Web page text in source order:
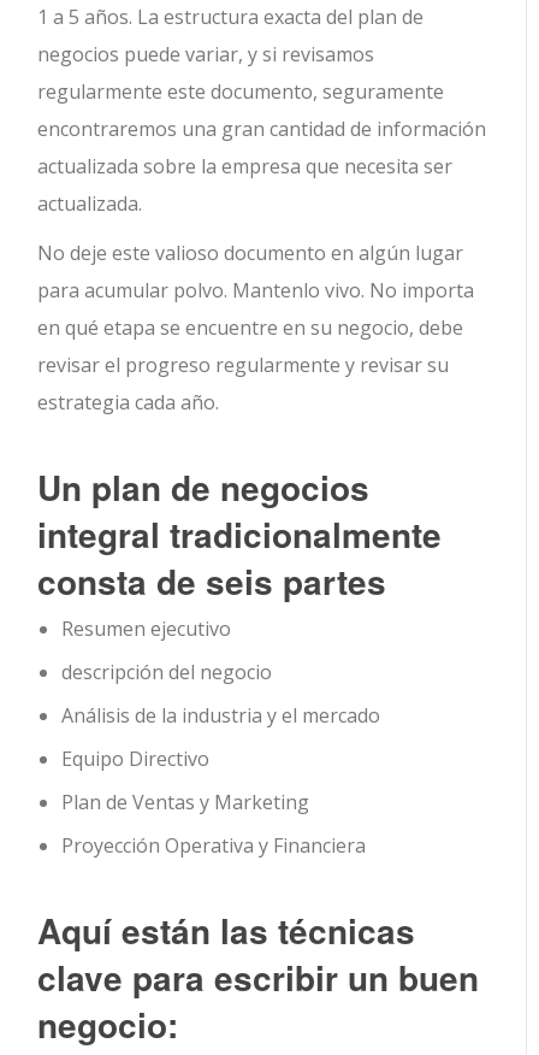
1 a 5 años. La estructura exacta del plan de
negocios puede variar, y si revisamos
regularmente este documento, seguramente
encontraremos una gran cantidad de información
actualizada sobre la empresa que necesita ser
actualizada.
No deje este valioso documento en algún lugar
para acumular polvo. Mantenlo vivo. No importa
en qué etapa se encuentre en su negocio, debe
revisar el progreso regularmente y revisar su
estrategia cada año.
Un plan de negocios
integral tradicionalmente
consta de seis partes
Resumen ejecutivo
descripción del negocio
Análisis de la industria y el mercado
Equipo Directivo
Plan de Ventas y Marketing
Proyección Operativa y Financiera
Aquí están las técnicas
clave para escribir un buen
negocio: